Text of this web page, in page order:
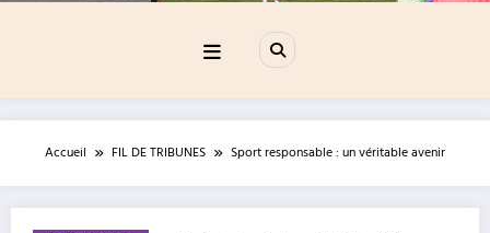
Accueil FIL DE TRIBUNES Sport responsable : un véritable avenir